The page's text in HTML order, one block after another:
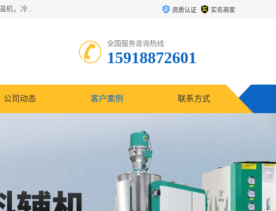
佛山文穗智能装备有限公司专业生产：机械手自动化系列；塑料粉碎机回收系列；塑料混色机系列；温度控制系列：模温机，冷水机；供料输送系列：中央供料系统，欧化/独立式吸料机，分体式吸料机；整机保修一年，易损件除外。 资质认证 实名商家
全国服务咨询热线:
15918872601
公司动态 客户案例 联系方式